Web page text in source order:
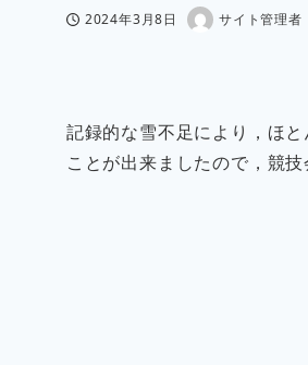
投稿日
2024年3月8日
著
サイト管理者
記録的な雪不足により，ほ
ことが出来ましたので，競技